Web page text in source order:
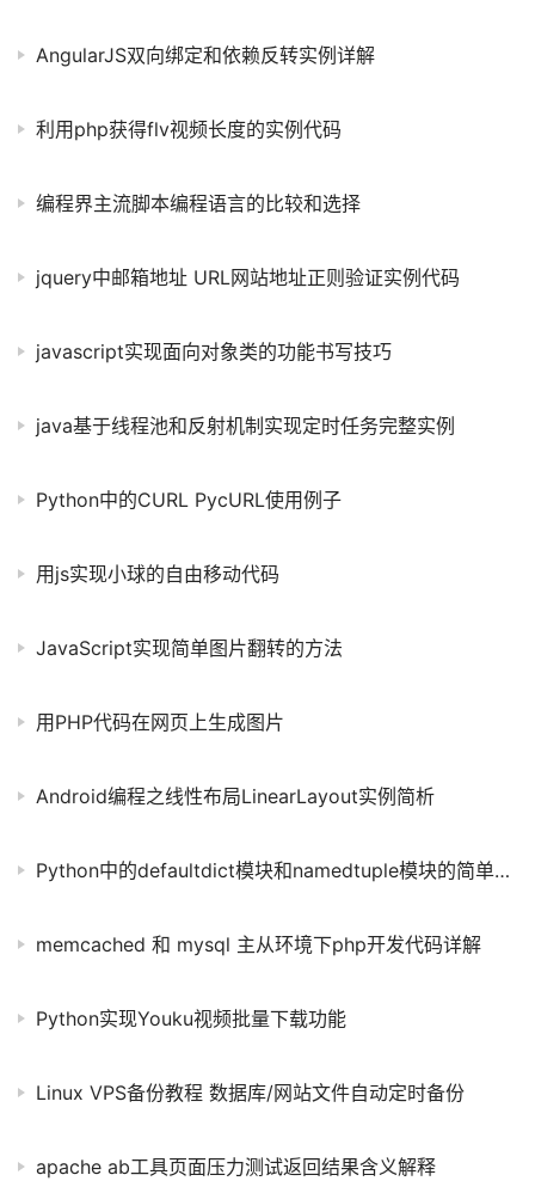
AngularJS双向绑定和依赖反转实例详解
利用php获得flv视频长度的实例代码
编程界主流脚本编程语言的比较和选择
jquery中邮箱地址 URL网站地址正则验证实例代码
javascript实现面向对象类的功能书写技巧
java基于线程池和反射机制实现定时任务完整实例
Python中的CURL PycURL使用例子
用js实现小球的自由移动代码
JavaScript实现简单图片翻转的方法
用PHP代码在网页上生成图片
Android编程之线性布局LinearLayout实例简析
Python中的defaultdict模块和namedtuple模块的简单入门指南
memcached 和 mysql 主从环境下php开发代码详解
Python实现Youku视频批量下载功能
Linux VPS备份教程 数据库/网站文件自动定时备份
apache ab工具页面压力测试返回结果含义解释